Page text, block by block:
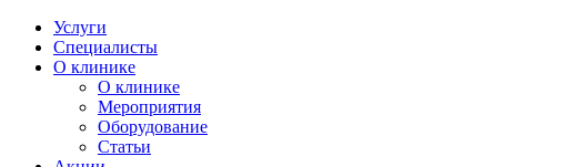
Услуги
Специалисты
О клинике
О клинике
Мероприятия
Оборудование
Статьи